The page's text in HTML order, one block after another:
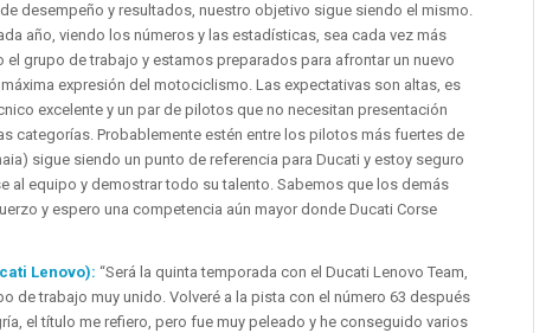
desempeño y resultados, nuestro objetivo sigue siendo el mismo.
año, viendo los números y las estadísticas, sea cada vez más
grupo de trabajo y estamos preparados para afrontar un nuevo
expresión del motociclismo. Las expectativas son altas, es
excelente y un par de pilotos que no necesitan presentación
categorías. Probablemente estén entre los pilotos más fuertes de
sigue siendo un punto de referencia para Ducati y estoy seguro
al equipo y demostrar todo su talento. Sabemos que los demás
y espero una competencia aún mayor donde Ducati Corse
Lenovo): “Será la quinta temporada con el Ducati Lenovo Team,
de trabajo muy unido. Volveré a la pista con el número 63 después
el título me refiero, pero fue muy peleado y he conseguido varios